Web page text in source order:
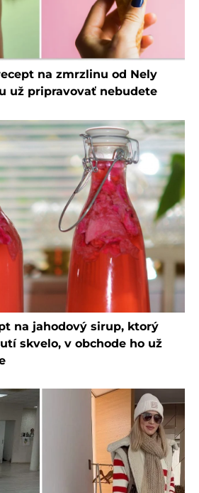
na zmrzlinu od Nely
už pripravovať nebudete
na jahodový sirup, ktorý
skvelo, v obchode ho už